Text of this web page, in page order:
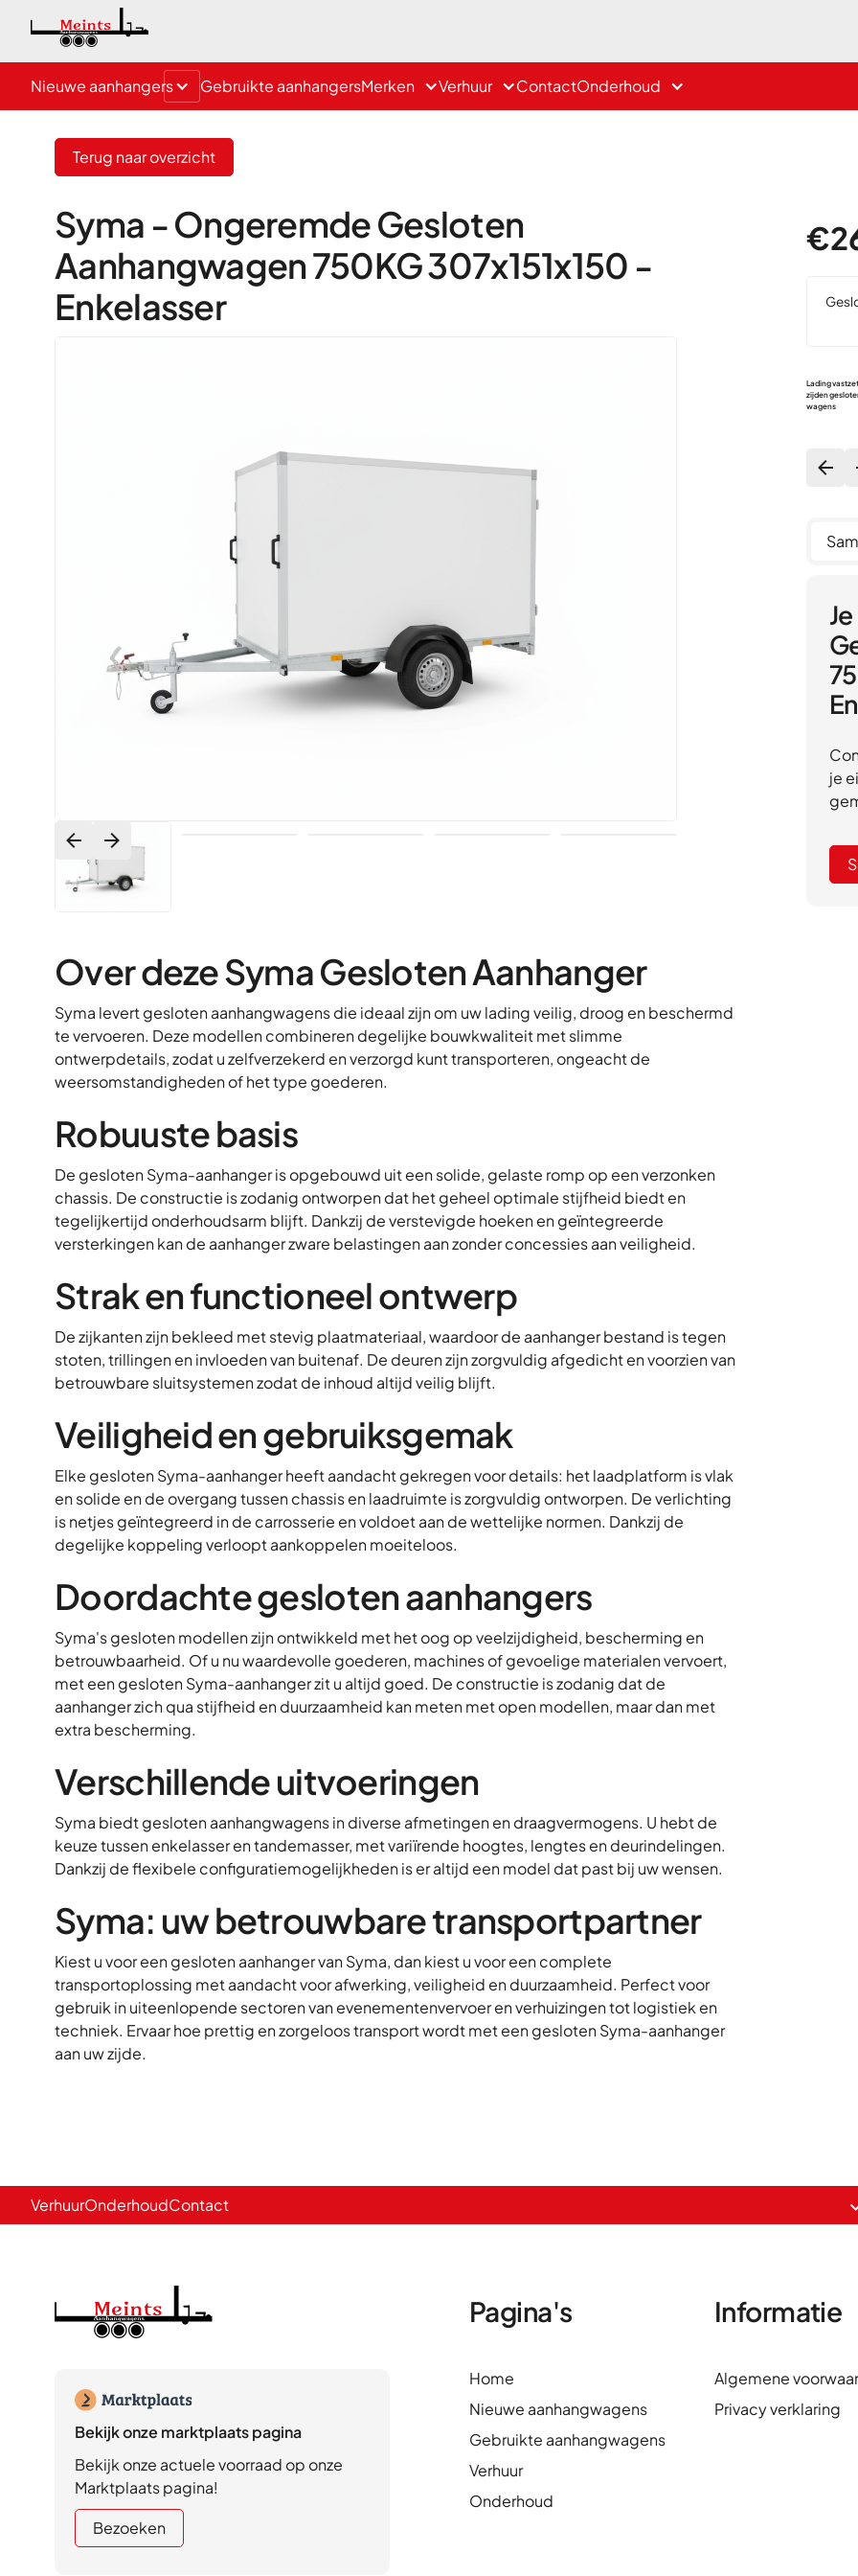
Nieuwe aanhangers Gebruikte aanhangersMerken Verhuur ContactOnderhoud
Terug naar overzicht
Syma - Ongeremde Gesloten
Aanhangwagen 750KG 307x151x150 -
Enkelasser
€
Lading
zijden
wagens
je
Over deze Syma Gesloten Aanhanger
Syma levert gesloten aanhangwagens die ideaal zijn om uw lading veilig, droog en beschermd
te vervoeren. Deze modellen combineren degelijke bouwkwaliteit met slimme
ontwerpdetails, zodat u zelfverzekerd en verzorgd kunt transporteren, ongeacht de
weersomstandigheden of het type goederen.
Robuuste basis
De gesloten Syma-aanhanger is opgebouwd uit een solide, gelaste romp op een verzonken
chassis. De constructie is zodanig ontworpen dat het geheel optimale stijfheid biedt en
tegelijkertijd onderhoudsarm blijft. Dankzij de verstevigde hoeken en geïntegreerde
versterkingen kan de aanhanger zware belastingen aan zonder concessies aan veiligheid.
Strak en functioneel ontwerp
De zijkanten zijn bekleed met stevig plaatmateriaal, waardoor de aanhanger bestand is tegen
stoten, trillingen en invloeden van buitenaf. De deuren zijn zorgvuldig afgedicht en voorzien van
betrouwbare sluitsystemen zodat de inhoud altijd veilig blijft.
Veiligheid en gebruiksgemak
Elke gesloten Syma-aanhanger heeft aandacht gekregen voor details: het laadplatform is vlak
en solide en de overgang tussen chassis en laadruimte is zorgvuldig ontworpen. De verlichting
is netjes geïntegreerd in de carrosserie en voldoet aan de wettelijke normen. Dankzij de
degelijke koppeling verloopt aankoppelen moeiteloos.
Doordachte gesloten aanhangers
Syma's gesloten modellen zijn ontwikkeld met het oog op veelzijdigheid, bescherming en
betrouwbaarheid. Of u nu waardevolle goederen, machines of gevoelige materialen vervoert,
met een gesloten Syma-aanhanger zit u altijd goed. De constructie is zodanig dat de
aanhanger zich qua stijfheid en duurzaamheid kan meten met open modellen, maar dan met
extra bescherming.
Verschillende uitvoeringen
Syma biedt gesloten aanhangwagens in diverse afmetingen en draagvermogens. U hebt de
keuze tussen enkelasser en tandemasser, met variïrende hoogtes, lengtes en deurindelingen.
Dankzij de flexibele configuratiemogelijkheden is er altijd een model dat past bij uw wensen.
Syma: uw betrouwbare transportpartner
Kiest u voor een gesloten aanhanger van Syma, dan kiest u voor een complete
transportoplossing met aandacht voor afwerking, veiligheid en duurzaamheid. Perfect voor
gebruik in uiteenlopende sectoren van evenementenvervoer en verhuizingen tot logistiek en
techniek. Ervaar hoe prettig en zorgeloos transport wordt met een gesloten Syma-aanhanger
aan uw zijde.
VerhuurOnderhoudContact
Bekijk onze marktplaats pagina
Bekijk onze actuele voorraad op onze
Marktplaats pagina!
Bezoeken
Pagina's
Home
Nieuwe aanhangwagens
Gebruikte aanhangwagens
Verhuur
Onderhoud
Informatie
Algemene
Privacy verklaring